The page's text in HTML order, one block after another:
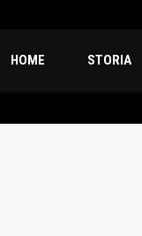
HOME STORIA